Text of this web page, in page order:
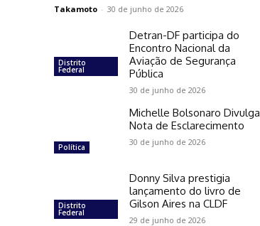
Takamoto - 30 de junho de 2026
Distrito
Federal
Detran-DF participa do
Encontro Nacional da
Aviação de Segurança
Pública
30 de junho de 2026
Política
Michelle Bolsonaro Divulga
Nota de Esclarecimento
30 de junho de 2026
Distrito
Federal
Donny Silva prestigia
lançamento do livro de
Gilson Aires na CLDF
29 de junho de 2026